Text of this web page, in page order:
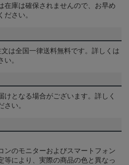
在庫は確保されませんので、お早め
さい。
は全国一律送料無料です。詳しくは
い。
けとなる場合がございます。詳しく
さい。
ンのモニターおよびスマートフォン
等により、実際の商品の色と異なっ